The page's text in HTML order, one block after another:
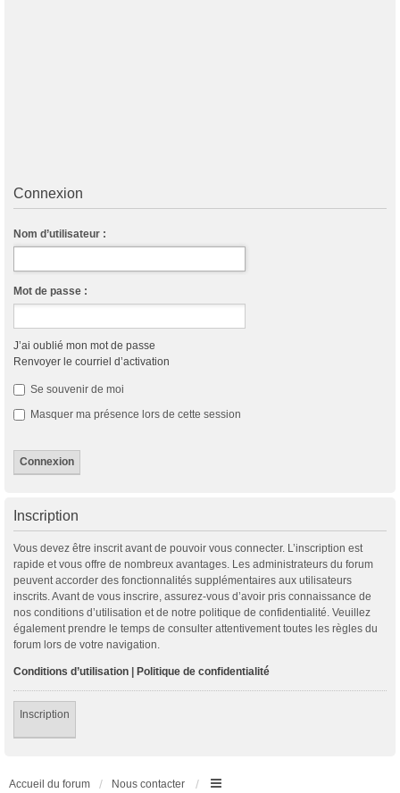
Connexion
Nom d’utilisateur :
Mot de passe :
J’ai oublié mon mot de passe
Renvoyer le courriel d’activation
Se souvenir de moi
Masquer ma présence lors de cette session
Inscription
Vous devez être inscrit avant de pouvoir vous connecter. L’inscription est
rapide et vous offre de nombreux avantages. Les administrateurs du forum
peuvent accorder des fonctionnalités supplémentaires aux utilisateurs
inscrits. Avant de vous inscrire, assurez-vous d’avoir pris connaissance de
nos conditions d’utilisation et de notre politique de confidentialité. Veuillez
également prendre le temps de consulter attentivement toutes les règles du
forum lors de votre navigation.
Conditions d’utilisation | Politique de confidentialité
Inscription
Accueil du forum Nous contacter